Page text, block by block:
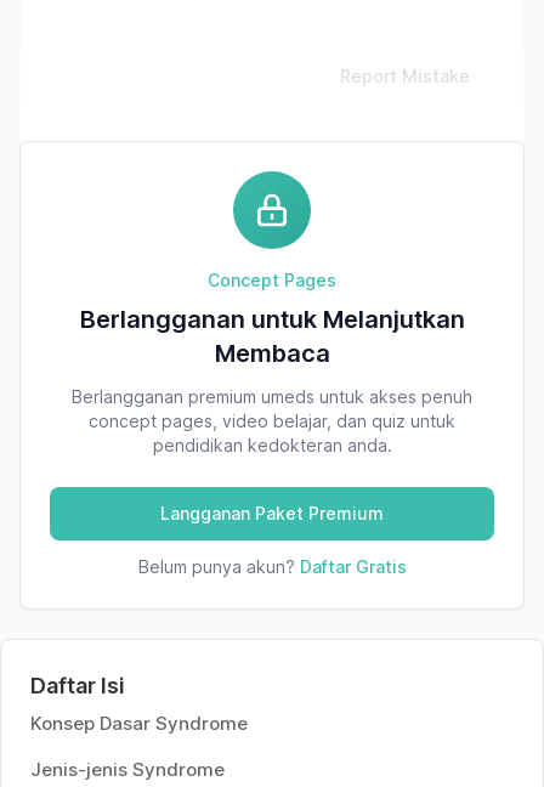
Report Mistake
Concept Pages
Berlangganan untuk Melanjutkan
Membaca
Berlangganan premium umeds untuk akses penuh
concept pages, video belajar, dan quiz untuk
pendidikan kedokteran anda.
Langganan Paket Premium
Belum punya akun? Daftar Gratis
Daftar Isi
Konsep Dasar Syndrome
Jenis-jenis Syndrome